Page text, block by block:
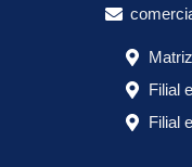
Filial
Filial